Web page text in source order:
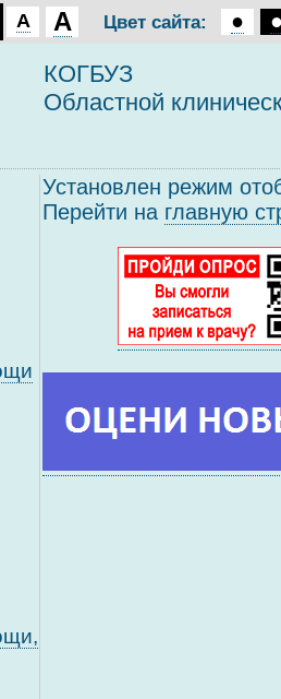
A A Цвет сайта: ●
КОГБУЗ
Областной
Установлен режим
Перейти на главную